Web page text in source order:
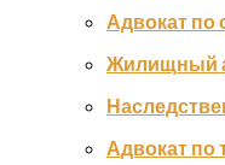
Адвокат
Жилищный
Адвокат по